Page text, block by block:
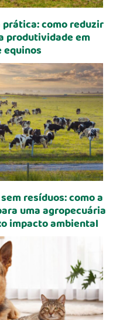
como reduzir
produtividade em
equinos
resíduos: como a
uma agropecuária
impacto ambiental